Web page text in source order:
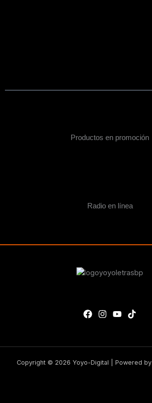
Productos en promoción
Radio en línea
Copyright © 2026 Yoyo-Digital | Powered by